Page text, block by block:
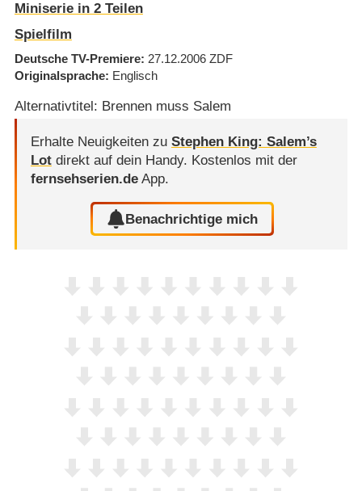
Miniserie in 2 Teilen
Spielfilm
Deutsche TV-Premiere 27.12.2006 ZDF
Originalsprache Englisch
Alternativtitel: Brennen muss Salem
Erhalte Neuigkeiten zu Stephen King: Salem’s
Lotdirekt auf dein Handy. Kostenlos mit der
fernsehserien.deApp.
Benachrichtige mich